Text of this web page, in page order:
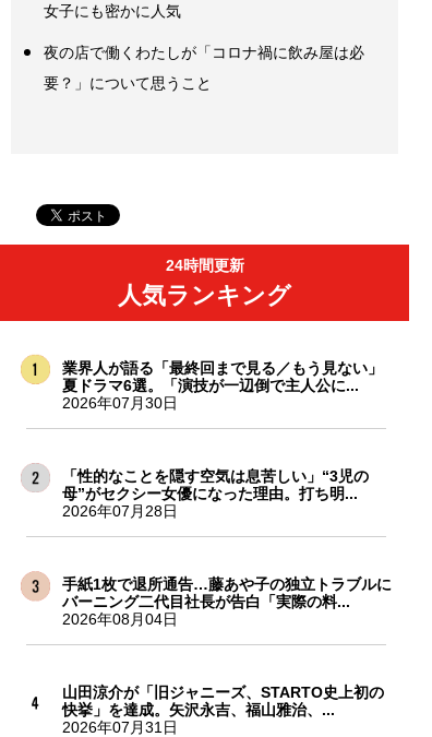
女子にも密かに人気
夜の店で働くわたしが「コロナ禍に飲み屋は必
要？」について思うこと
24時間更新
人気ランキング
業界人が語る「最終回まで見る／もう見ない」
夏ドラマ6選。「演技が一辺倒で主人公に...
2026年07月30日
「性的なことを隠す空気は息苦しい」“3児の
母”がセクシー女優になった理由。打ち明...
2026年07月28日
手紙1枚で退所通告…藤あや子の独立トラブルに
バーニング二代目社長が告白「実際の料...
2026年08月04日
山田涼介が「旧ジャニーズ、STARTO史上初の
快挙」を達成。矢沢永吉、福山雅治、...
2026年07月31日